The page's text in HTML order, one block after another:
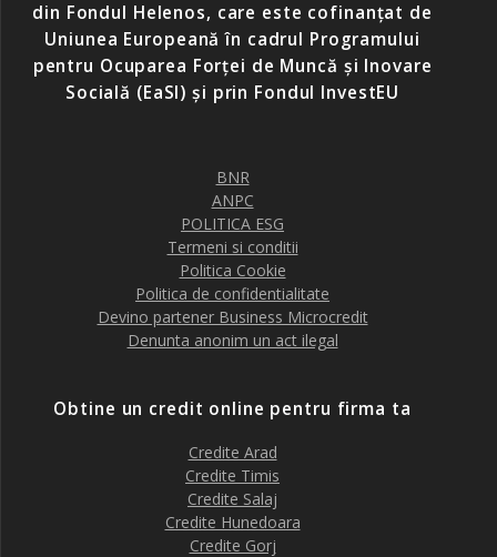
din Fondul Helenos, care este cofinanțat de
Uniunea Europeană în cadrul Programului
pentru Ocuparea Forței de Muncă și Inovare
Socială (EaSI) și prin Fondul InvestEU
BNR
ANPC
POLITICA ESG
Termeni si conditii
Politica Cookie
Politica de confidentialitate
Devino partener Business Microcredit
Denunta anonim un act ilegal
Obtine un credit online pentru firma ta
Credite Arad
Credite Timis
Credite Salaj
Credite Hunedoara
Credite Gorj